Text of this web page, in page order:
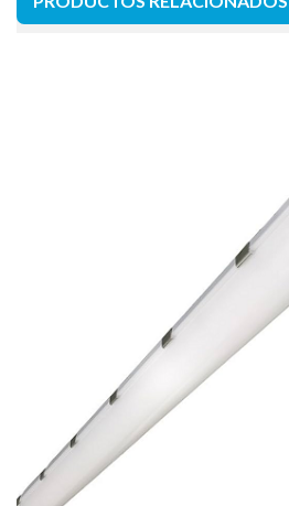
PRODUCTOS RELACIONADOS